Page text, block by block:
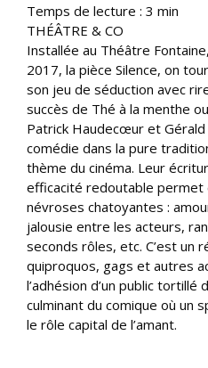
Temps de lecture : 3 min
THÉÂTRE & CO
Installée au Théâtre
2017, la pièce Silence, on
son jeu de séduction avec
succès de Thé à la menthe
Patrick Haudecœur et
comédie dans la pure
thème du cinéma. Leur
efficacité redoutable permet
névroses chatoyantes :
jalousie entre les acteurs,
seconds rôles, etc. C’est un
quiproquos, gags et autres
l’adhésion d’un public tortillé
culminant du comique où un
le rôle capital de l’amant.